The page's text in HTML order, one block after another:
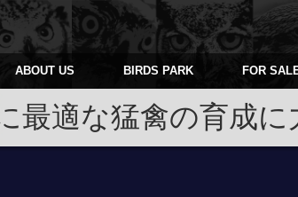
ABOUT US BIRDS PARK FOR
最適な猛禽の育成